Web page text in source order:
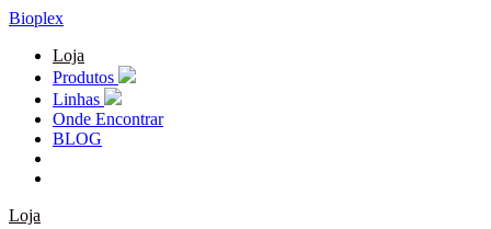
Bioplex
Loja
Produtos
Linhas
Onde Encontrar
BLOG
Loja